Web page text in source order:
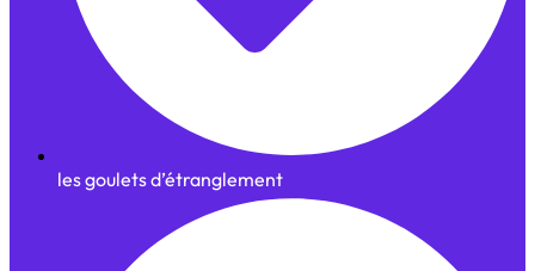
les goulets d’étranglement